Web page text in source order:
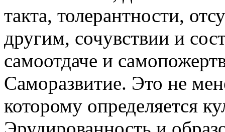
такта, толерантности,
другим, сочувствии и
самоотдаче и
Саморазвитие. Это не
которому определяется